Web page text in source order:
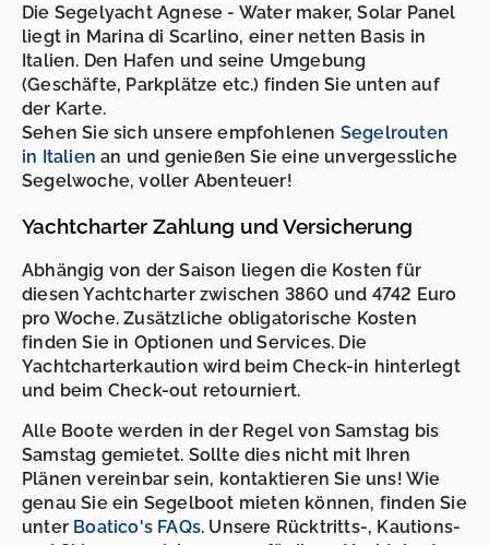
Die Segelyacht Agnese - Water maker, Solar Panel
liegt in Marina di Scarlino, einer netten Basis in
Italien. Den Hafen und seine Umgebung
(Geschäfte, Parkplätze etc.) finden Sie unten auf
der Karte.
Sehen Sie sich unsere empfohlenen Segelrouten
in Italien an und genießen Sie eine unvergessliche
Segelwoche, voller Abenteuer!
Yachtcharter Zahlung und Versicherung
Abhängig von der Saison liegen die Kosten für
diesen Yachtcharter zwischen 3860 und 4742 Euro
pro Woche. Zusätzliche obligatorische Kosten
finden Sie in Optionen und Services. Die
Yachtcharterkaution wird beim Check-in hinterlegt
und beim Check-out retourniert.
Alle Boote werden in der Regel von Samstag bis
Samstag gemietet. Sollte dies nicht mit Ihren
Plänen vereinbar sein, kontaktieren Sie uns! Wie
genau Sie ein Segelboot mieten können, finden Sie
unter Boatico's FAQs. Unsere Rücktritts-, Kautions-